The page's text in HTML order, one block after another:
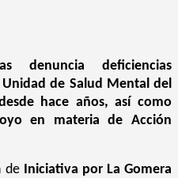
denuncia deficiencias
de Salud Mental del
hace años, así como
en materia de Acción
de Iniciativa por La Gomera